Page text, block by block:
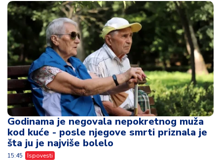
Godinama je negovala nepokretnog muža
kod kuće - posle njegove smrti priznala je
šta ju je najviše bolelo
15:45 Ispovesti